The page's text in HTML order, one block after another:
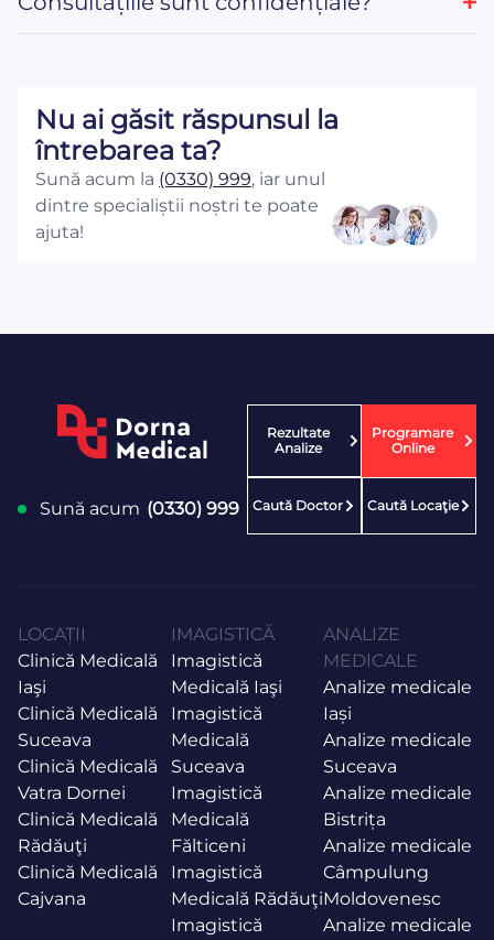
Nu ai găsit răspunsul la
întrebarea ta?
Sună acum la (0330) 999, iar unul
dintre specialiștii noștri te poate
ajuta!
Sună acum (0330) 999
Rezultate
Analize
Programare
Online
Caută Doctor Caută Locaţie
LOCAȚII
Clinică Medicală
Iaşi
Clinică Medicală
Suceava
Clinică Medicală
Vatra Dornei
Clinică Medicală
Rădăuţi
Clinică Medicală
Cajvana
IMAGISTICĂ
Imagistică
Medicală Iaşi
Imagistică
Medicală
Suceava
Imagistică
Medicală
Fălticeni
Imagistică
Medicală Rădăuţi
Imagistică
ANALIZE
MEDICALE
Analize medicale
Iași
Analize medicale
Suceava
Analize medicale
Bistrița
Analize medicale
Câmpulung
Moldovenesc
Analize medicale